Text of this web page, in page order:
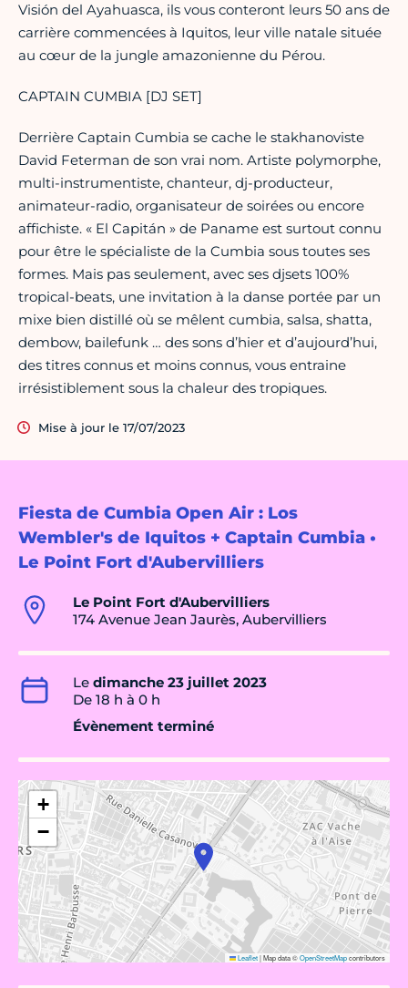
Fiesta de Cumbia Open Air : Los
Wembler's de Iquitos + Captain Cumbia •
Le Point Fort d'Aubervilliers
Le Point Fort d'Aubervilliers
174 Avenue Jean Jaurès, Aubervilliers
Le dimanche 23 juillet 2023
De 18 h à 0 h
Évènement terminé
+
−
Leaflet|Map data ©OpenStreetMapcontributors
Visión del Ayahuasca, ils vous conteront leurs 50 ans de
carrière commencées à Iquitos, leur ville natale située
au cœur de la jungle amazonienne du Pérou.
CAPTAIN CUMBIA [DJ SET]
Derrière Captain Cumbia se cache le stakhanoviste
David Feterman de son vrai nom. Artiste polymorphe,
multi-instrumentiste, chanteur, dj-producteur,
animateur-radio, organisateur de soirées ou encore
affichiste. « El Capitán » de Paname est surtout connu
pour être le spécialiste de la Cumbia sous toutes ses
formes. Mais pas seulement, avec ses djsets 100%
tropical-beats, une invitation à la danse portée par un
mixe bien distillé où se mêlent cumbia, salsa, shatta,
dembow, bailefunk … des sons d’hier et d’aujourd’hui,
des titres connus et moins connus, vous entraine
irrésistiblement sous la chaleur des tropiques.
Mise à jour le 17/07/2023